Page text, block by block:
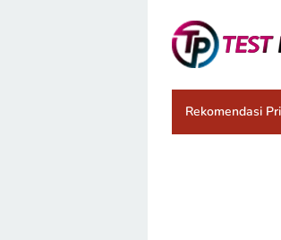
konten
Rekomendasi